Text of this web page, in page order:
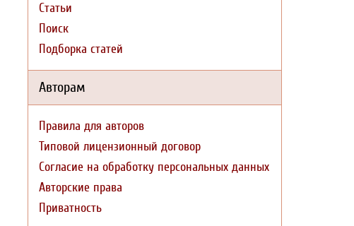
Статьи
Поиск
Подборка статей
Авторам
Правила для авторов
Типовой лицензионный договор
Согласие на обработку персональных данных
Авторские права
Приватность